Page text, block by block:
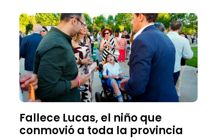
Fallece Lucas, el niño que
conmovió a toda la provincia